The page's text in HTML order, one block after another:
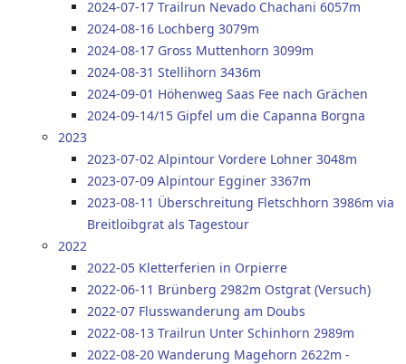
2024-07-17 Trailrun Nevado Chachani 6057m
2024-08-16 Lochberg 3079m
2024-08-17 Gross Muttenhorn 3099m
2024-08-31 Stellihorn 3436m
2024-09-01 Höhenweg Saas Fee nach Grächen
2024-09-14/15 Gipfel um die Capanna Borgna
2023
2023-07-02 Alpintour Vordere Lohner 3048m
2023-07-09 Alpintour Egginer 3367m
2023-08-11 Überschreitung Fletschhorn 3986m via
Breitloibgrat als Tagestour
2022
2022-05 Kletterferien in Orpierre
2022-06-11 Brünberg 2982m Ostgrat (Versuch)
2022-07 Flusswanderung am Doubs
2022-08-13 Trailrun Unter Schinhorn 2989m
2022-08-20 Wanderung Magehorn 2622m -